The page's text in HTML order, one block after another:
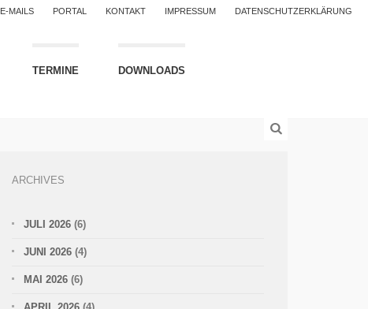
E-MAILS PORTAL KONTAKT IMPRESSUM DATENSCHUTZERKLÄRUNG
TERMINE DOWNLOADS
ARCHIVES
JULI 2026 (6)
JUNI 2026 (4)
MAI 2026 (6)